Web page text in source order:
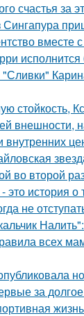
счастья за
Сингапура
вместе
исполнится
стойкость,
внешности,
во второй
это история
не
всех
за